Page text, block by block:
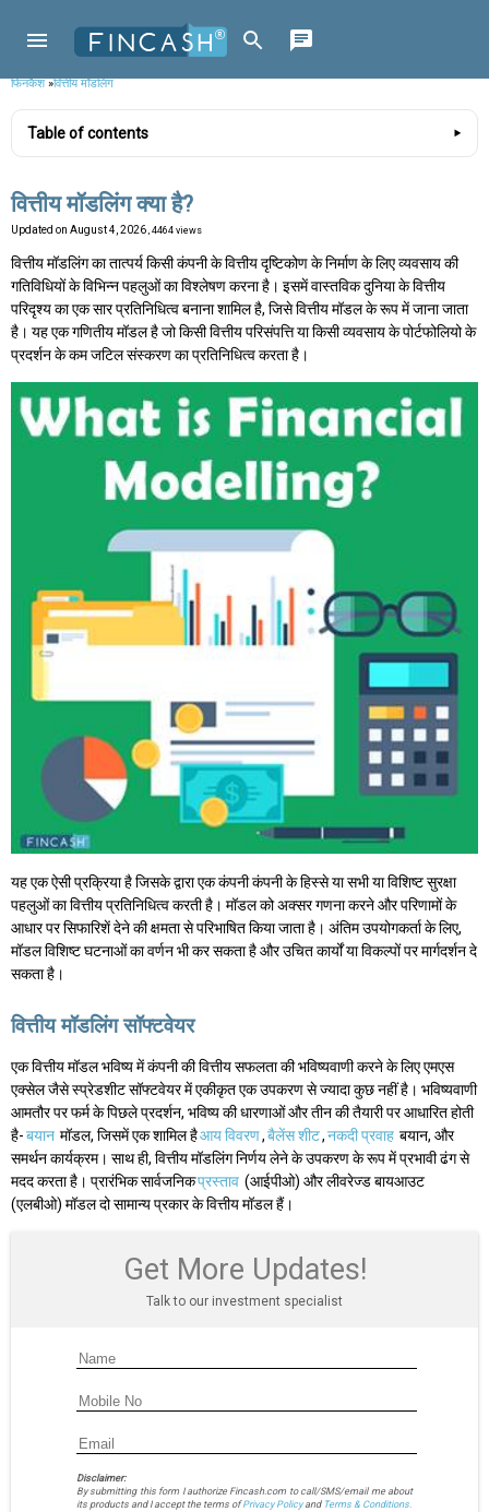
फिनकैश»वित्तीय मॉडलिंग
Table of contents
वित्तीय मॉडलिंग क्या है?
Updated on August 4, 2026 , 4464 views
वित्तीय मॉडलिंग का तात्पर्य किसी कंपनी के वित्तीय दृष्टिकोण के निर्माण के लिए व्यवसाय की
गतिविधियों के विभिन्न पहलुओं का विश्लेषण करना है। इसमें वास्तविक दुनिया के वित्तीय
परिदृश्य का एक सार प्रतिनिधित्व बनाना शामिल है, जिसे वित्तीय मॉडल के रूप में जाना जाता
है। यह एक गणितीय मॉडल है जो किसी वित्तीय परिसंपत्ति या किसी व्यवसाय के पोर्टफोलियो के
प्रदर्शन के कम जटिल संस्करण का प्रतिनिधित्व करता है।
यह एक ऐसी प्रक्रिया है जिसके द्वारा एक कंपनी कंपनी के हिस्से या सभी या विशिष्ट सुरक्षा
पहलुओं का वित्तीय प्रतिनिधित्व करती है। मॉडल को अक्सर गणना करने और परिणामों के
आधार पर सिफारिशें देने की क्षमता से परिभाषित किया जाता है। अंतिम उपयोगकर्ता के लिए,
मॉडल विशिष्ट घटनाओं का वर्णन भी कर सकता है और उचित कार्यों या विकल्पों पर मार्गदर्शन दे
सकता है।
वित्तीय मॉडलिंग सॉफ्टवेयर
एक वित्तीय मॉडल भविष्य में कंपनी की वित्तीय सफलता की भविष्यवाणी करने के लिए एमएस
एक्सेल जैसे स्प्रेडशीट सॉफ्टवेयर में एकीकृत एक उपकरण से ज्यादा कुछ नहीं है। भविष्यवाणी
आमतौर पर फर्म के पिछले प्रदर्शन, भविष्य की धारणाओं और तीन की तैयारी पर आधारित होती
है-बयान मॉडल, जिसमें एक शामिल हैआय विवरण,बैलेंस शीट,नकदी प्रवाह बयान, और
समर्थन कार्यक्रम। साथ ही, वित्तीय मॉडलिंग निर्णय लेने के उपकरण के रूप में प्रभावी ढंग से
मदद करता है। प्रारंभिक सार्वजनिकप्रस्ताव (आईपीओ) और लीवरेज्ड बायआउट
(एलबीओ) मॉडल दो सामान्य प्रकार के वित्तीय मॉडल हैं।
Get More Updates!
Talk to our investment specialist
Disclaimer:
By submitting this form I authorize Fincash.com to call/SMS/email me about
its products and I accept the terms ofPrivacy Policyand Terms & Conditions.